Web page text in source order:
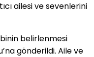
ailesi ve sevenlerini
belirlenmesi
gönderildi. Aile ve